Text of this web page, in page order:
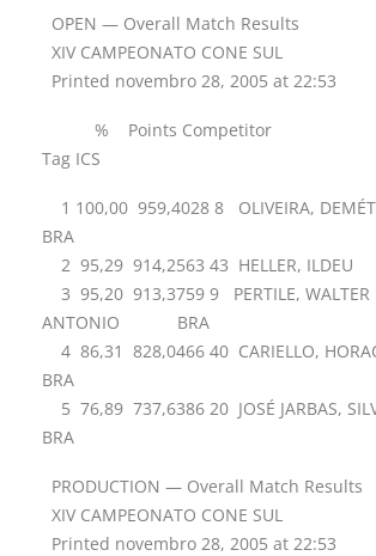
OPEN — Overall Match Results
XIV CAMPEONATO CONE SUL
Printed novembro 28, 2005 at 22:53
% Points Competitor Cat
Tag ICS
1 100,00 959,4028 8 OLIVEIRA,
BRA
2 95,29 914,2563 43 HELLER,
3 95,20 913,3759 9 PERTILE, WALTER
ANTONIO BRA
4 86,31 828,0466 40 CARIELLO,
BRA
5 76,89 737,6386 20 JOSÉ
BRA
PRODUCTION — Overall Match Results
XIV CAMPEONATO CONE SUL
Printed novembro 28, 2005 at 22:53